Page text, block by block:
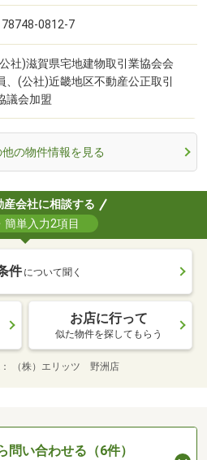
0812-7
社)滋賀県宅地建物取引業協会会
、(公社)近畿地区不動産公正取引
議会加盟
の物件情報を見る
産会社に相談する
簡単入力2項目
件 について聞く
お店に行って
似た物件を探してもらう
（株）エリッツ 野洲店
問い合わせる（6件）